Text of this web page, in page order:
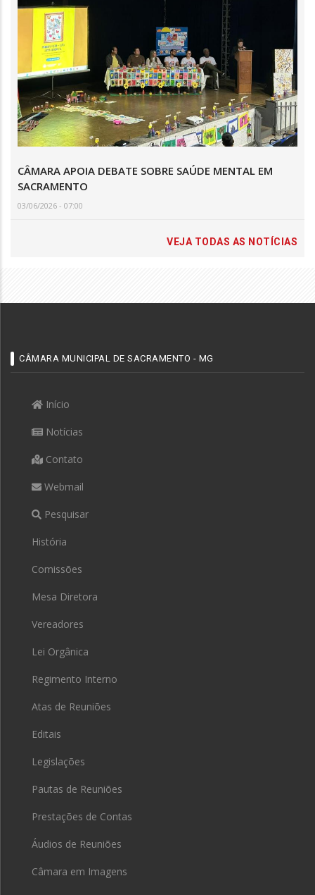
CÂMARA APOIA DEBATE SOBRE SAÚDE MENTAL EM
SACRAMENTO
03/06/2026 - 07:00
VEJA TODAS AS NOTÍCIAS
CÂMARA MUNICIPAL DE SACRAMENTO - MG
Início
Notícias
Contato
Webmail
Pesquisar
História
Comissões
Mesa Diretora
Vereadores
Lei Orgânica
Regimento Interno
Atas de Reuniões
Editais
Legislações
Pautas de Reuniões
Prestações de Contas
Áudios de Reuniões
Câmara em Imagens